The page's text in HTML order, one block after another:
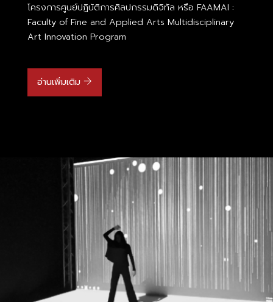
โครงการศูนย์ปฏิบัติการศิลปกรรมดิจิทัล หรือ FAAMAI :
Faculty of Fine and Applied Arts Multidisciplinary
Art Innovation Program
อ่านเพิ่มเติม